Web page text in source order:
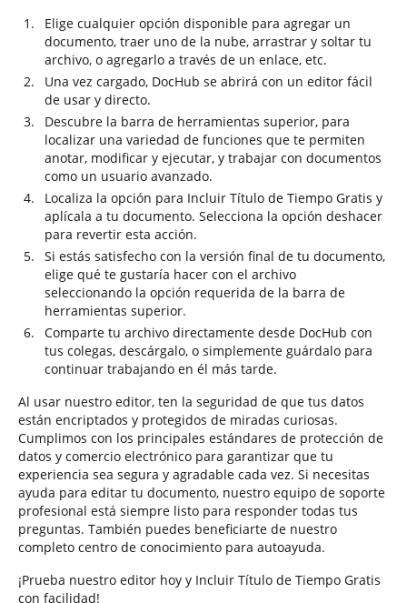
Elige cualquier opción disponible para agregar un
documento, traer uno de la nube, arrastrar y soltar tu
archivo, o agregarlo a través de un enlace, etc.
Una vez cargado, DocHub se abrirá con un editor fácil
de usar y directo.
Descubre la barra de herramientas superior, para
localizar una variedad de funciones que te permiten
anotar, modificar y ejecutar, y trabajar con documentos
como un usuario avanzado.
Localiza la opción para Incluir Título de Tiempo Gratis y
aplícala a tu documento. Selecciona la opción deshacer
para revertir esta acción.
Si estás satisfecho con la versión final de tu documento,
elige qué te gustaría hacer con el archivo
seleccionando la opción requerida de la barra de
herramientas superior.
Comparte tu archivo directamente desde DocHub con
tus colegas, descárgalo, o simplemente guárdalo para
continuar trabajando en él más tarde.
Al usar nuestro editor, ten la seguridad de que tus datos
están encriptados y protegidos de miradas curiosas.
Cumplimos con los principales estándares de protección de
datos y comercio electrónico para garantizar que tu
experiencia sea segura y agradable cada vez. Si necesitas
ayuda para editar tu documento, nuestro equipo de soporte
profesional está siempre listo para responder todas tus
preguntas. También puedes beneficiarte de nuestro
completo centro de conocimiento para autoayuda.
¡Prueba nuestro editor hoy y Incluir Título de Tiempo Gratis
con facilidad!